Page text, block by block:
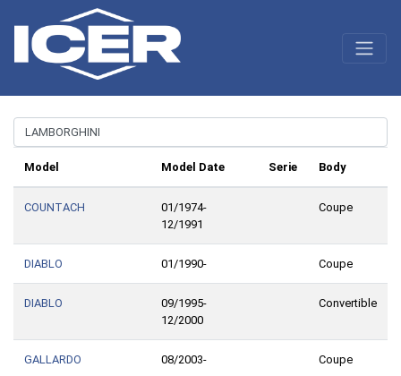
Model Model Date Serie Body
COUNTACH
01/1974-
12/1991
Coupe
DIABLO 01/1990- Coupe
DIABLO
09/1995-
12/2000
Convertible
GALLARDO 08/2003- Coupe